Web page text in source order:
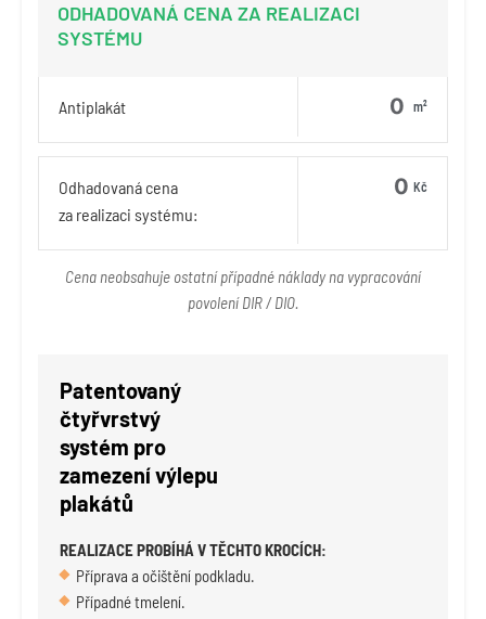
ODHADOVANÁ CENA ZA REALIZACI
SYSTÉMU
Antiplakát m²
Odhadovaná cena
za realizaci systému:
Kč
Cena neobsahuje ostatní případné náklady na vypracování
povolení DIR / DIO.
Patentovaný
čtyřvrstvý
systém pro
zamezení výlepu
plakátů
REALIZACE PROBÍHÁ V TĚCHTO KROCÍCH:
Příprava a očištění podkladu.
Případné tmelení.